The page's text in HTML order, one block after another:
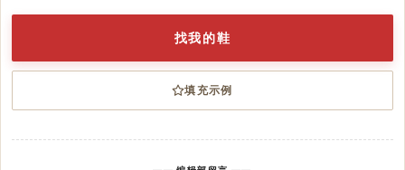
找我的鞋
填充示例